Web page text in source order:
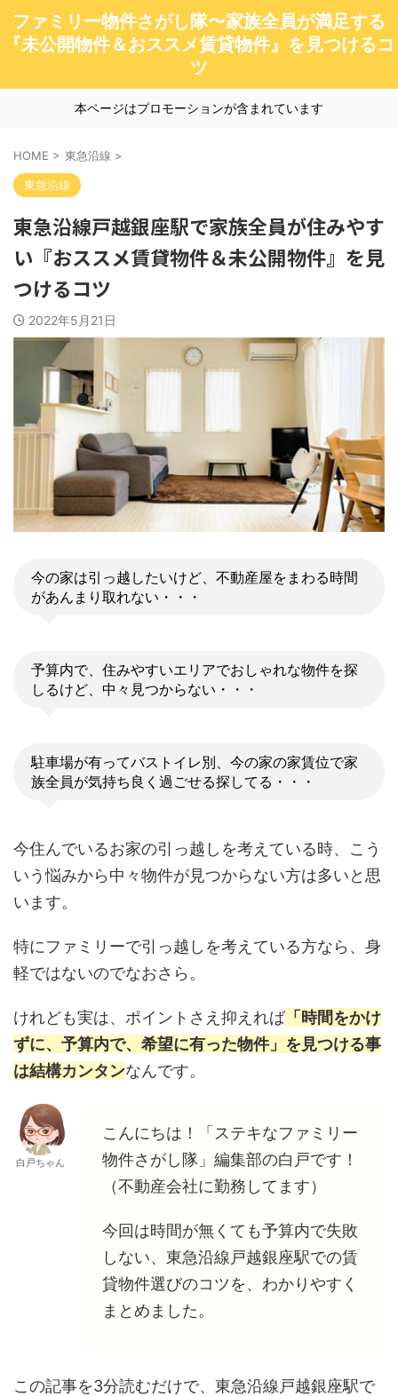
ファミリー物件さがし隊〜家族全員が満足する
『未公開物件＆おススメ賃貸物件』を見つけるコ
ツ
本ページはプロモーションが含まれています
HOME > 東急沿線 >
東急沿線
東急沿線戸越銀座駅で家族全員が住みやす
い『おススメ賃貸物件＆未公開物件』を見
つけるコツ
2022年5月21日
今の家は引っ越したいけど、不動産屋をまわる時間
があんまり取れない・・・
予算内で、住みやすいエリアでおしゃれな物件を探
しるけど、中々見つからない・・・
駐車場が有ってバストイレ別、今の家の家賃位で家
族全員が気持ち良く過ごせる探してる・・・
今住んでいるお家の引っ越しを考えている時、こう
いう悩みから中々物件が見つからない方は多いと思
います。
特にファミリーで引っ越しを考えている方なら、身
軽ではないのでなおさら。
けれども実は、ポイントさえ抑えれば 「時間をかけ
ずに、予算内で、希望に有った物件」を見つける事
は結構カンタンなんです。
白戸ちゃん
こんにちは！「ステキなファミリー
物件さがし隊」編集部の白戸です！
（不動産会社に勤務してます）
今回は時間が無くても予算内で失敗
しない、東急沿線戸越銀座駅での賃
貸物件選びのコツを、わかりやすく
まとめました。
この記事を3分読むだけで、東急沿線戸越銀座駅で